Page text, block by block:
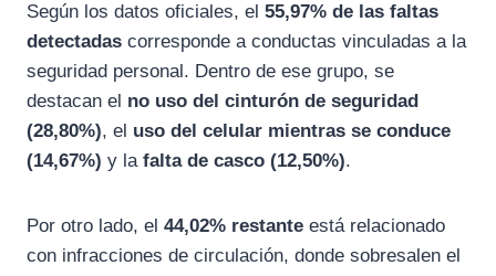
Según los datos oficiales, el 55,97% de las faltas
detectadas corresponde a conductas vinculadas a la
seguridad personal. Dentro de ese grupo, se
destacan el no uso del cinturón de seguridad
(28,80%), el uso del celular mientras se conduce
(14,67%) y la falta de casco (12,50%).
Por otro lado, el 44,02% restante está relacionado
con infracciones de circulación, donde sobresalen el